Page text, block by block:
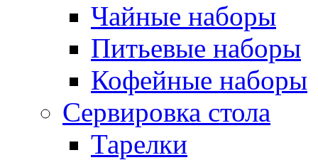
Чайные наборы
Питьевые наборы
Кофейные наборы
Сервировка стола
Тарелки